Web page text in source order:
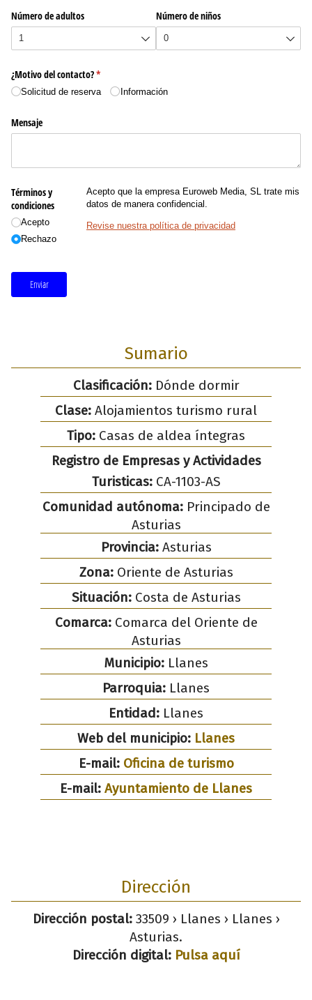
Número de adultos Número de niños
¿Motivo del contacto?*
(necesario)
Solicitud de reserva Información
Mensaje
Términos y
condiciones
Acepto
Rechazo
Acepto que la empresa Euroweb Media, SL trate mis
datos de manera confidencial.
Revise nuestra política de privacidad
Enviar
Sumario
Clasificación:Dónde dormir
Clase: Alojamientos turismo rural
Tipo: Casas de aldea íntegras
Registro de Empresas y Actividades
Turisticas:CA-1103-AS
Comunidad autónoma:Principado de
Asturias
Provincia:Asturias
Zona:Oriente de Asturias
Situación:Costa de Asturias
Comarca:Comarca del Oriente de
Asturias
Municipio: Llanes
Parroquia: Llanes
Entidad: Llanes
Web del municipio: Llanes
E-mail: Oficina de turismo
E-mail: Ayuntamiento de Llanes
Dirección
Dirección postal:33509 › Llanes › Llanes ›
Asturias.
Dirección digital: Pulsa aquí